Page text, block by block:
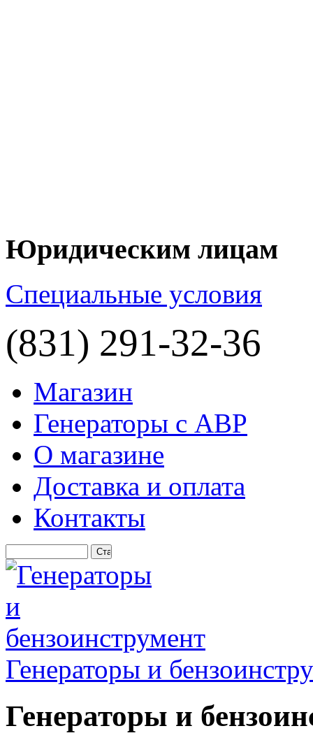
Юридическим лицам
Специальные условия
(831) 291-32-36
Магазин
Генераторы с АВР
О магазине
Доставка и оплата
Контакты
Генераторы и
Генераторы и